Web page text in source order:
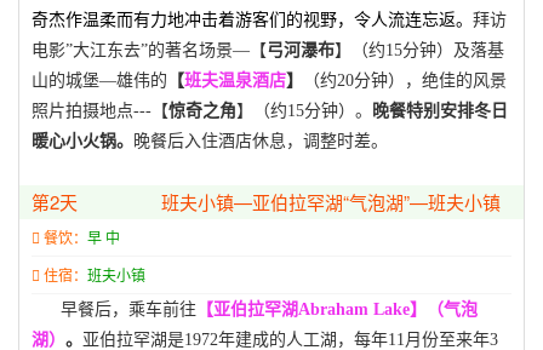
奇杰作温柔而有力地冲击着游客们的视野，令人流连忘返。 拜访
电影”大江东去”的著名场景—【弓河瀑布】（约15分钟）及落基
山的城堡—雄伟的 【班夫温泉酒店】 （约20分钟），绝佳的风景
照片拍摄地点--- 【惊奇之角】（约15分钟）。
晚餐特别安排冬日
暖心小火锅。
晚餐后入住酒店休息，调整时差。
第2天 班夫小镇—亚伯拉罕湖“气泡湖”—班夫小镇
餐饮： 早 中
住宿： 班夫小镇
早餐后，乘车前往 【亚伯拉罕湖 Abraham Lake】（气泡
湖） 。 亚伯拉罕湖是1972年建成的人工湖，每年11 月份至来年3